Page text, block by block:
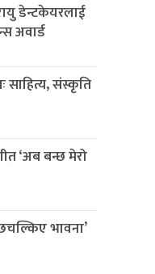
डेन्टकेयरलाई
अवार्ड
संस्कृति
‘अब बन्छ मेरो
भावना’